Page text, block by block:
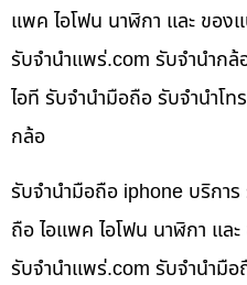
แพค ไอโฟน นาฬิกา และ ของ
รับจํานําแพร่.com รับจำนำกล้
ไอที รับจำนำมือถือ รับจำนำโ
กล้อ
รับจำนำมือถือ iphone บริการ
ถือ ไอแพค ไอโฟน นาฬิกา แล
รับจํานําแพร่.com รับจำนำมื